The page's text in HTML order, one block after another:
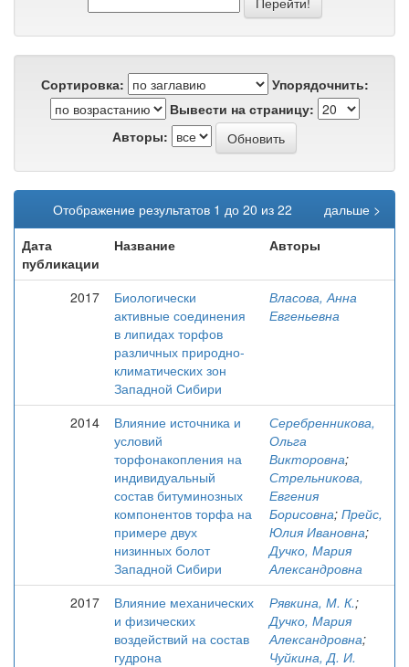
Сортировка:
Упорядочнить:
Вывести на страницу:
Авторы:
Отображение результатов 1 до 20 из 22
дальше >
Дата
публикации
Название Авторы
2017
Биологически
активные соединения
в липидах торфов
различных природно-
климатических зон
Западной Сибири
Власова, Анна
Евгеньевна
2014
Влияние источника и
условий
торфонакопления на
индивидуальный
состав битуминозных
компонентов торфа на
примере двух
низинных болот
Западной Сибири
Серебренникова,
Ольга
Викторовна;
Стрельникова,
Евгения
Борисовна; Прейс,
Юлия Ивановна;
Дучко, Мария
Александровна
2017
Влияние механических
и физических
воздействий на состав
гудрона
Рявкина, М. К.;
Дучко, Мария
Александровна;
Чуйкина, Д. И.